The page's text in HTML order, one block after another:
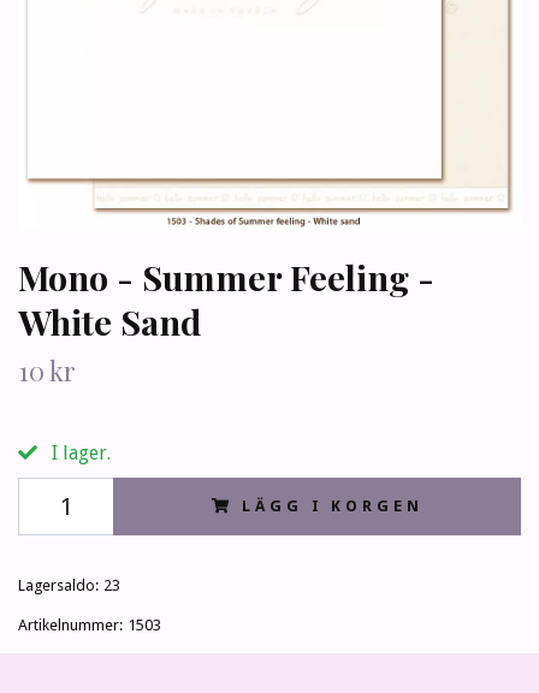
Mono - Summer Feeling -
White Sand
10 kr
I lager.
LÄGG I KORGEN
Lagersaldo: 23
Artikelnummer: 1503